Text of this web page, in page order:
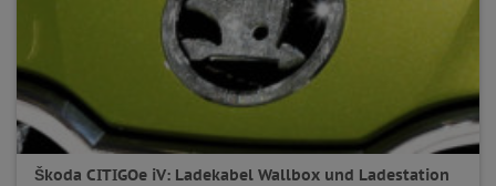
Škoda CITIGOe iV: Ladekabel Wallbox und Ladestation